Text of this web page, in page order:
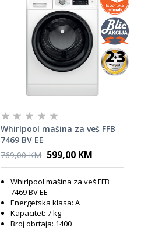
Whirlpool mašina za veš FFB
7469 BV EE
769,00 KM 599,00 KM
Whirlpool mašina za veš FFB
7469 BV EE
Energetska klasa: A
Kapacitet: 7 kg
Broj obrtaja: 1400